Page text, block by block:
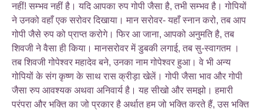
नहीं! सम्भव नहीं है। यदि आपका रुप गोपी जैसा है, तभी सम्भव है। गोपियों
ने उनको वहाँ एक सरोवर दिखाया। मान सरोवर- यहाँ स्नान करो, तब आप
गोपी जैसे रुप को प्राप्त करोगे। फिर आ जाना, आपको अनुमति है, तब
शिवजी ने वैसा ही किया। मानसरोवर में डुबकी लगाई, तब सु-स्वागतम ।
तब शिवजी गोपेश्वर महादेव बने, उनका नाम गोपेश्वर हुआ। वे भी अन्य
गोपियों के संग कृष्ण के साथ रास क्रीड़ा खेलें। गोपी जैसा भाव और गोपी
जैसा रुप आवश्यक अथवा अनिवार्य है। यह सीखो और समझो। हमारी
परंपरा और भक्ति का जो प्रकार है अर्थात हम जो भक्ति करते हैं, उस भक्ति